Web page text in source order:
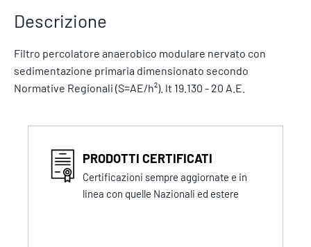
Descrizione
Filtro percolatore anaerobico modulare nervato con
sedimentazione primaria dimensionato secondo
Normative Regionali (S=AE/h²). lt 19.130 - 20 A.E.
PRODOTTI CERTIFICATI
Certificazioni sempre aggiornate e in
linea con quelle Nazionali ed estere